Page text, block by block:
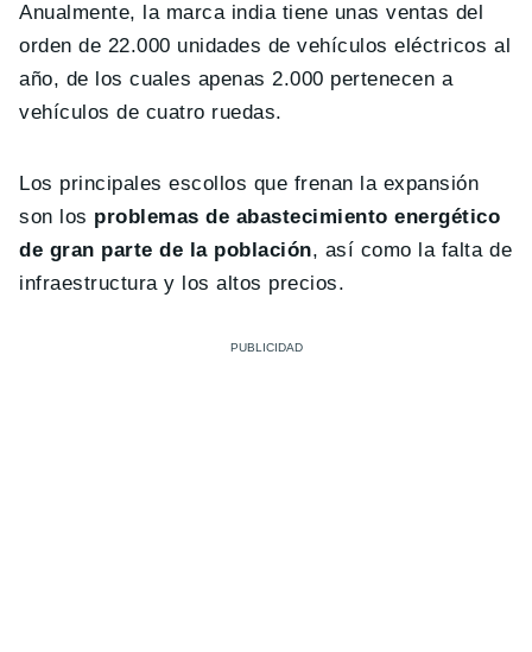
Anualmente, la marca india tiene unas ventas del
orden de 22.000 unidades de vehículos eléctricos al
año, de los cuales apenas 2.000 pertenecen a
vehículos de cuatro ruedas.
Los principales escollos que frenan la expansión
son los problemas de abastecimiento energético
de gran parte de la población, así como la falta de
infraestructura y los altos precios.